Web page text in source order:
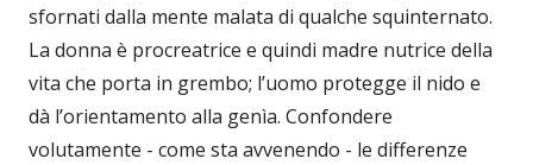
sfornati dalla mente malata di qualche squinternato.
La donna è procreatrice e quindi madre nutrice della
vita che porta in grembo; l’uomo protegge il nido e
dà l’orientamento alla genìa. Confondere
volutamente - come sta avvenendo - le differenze